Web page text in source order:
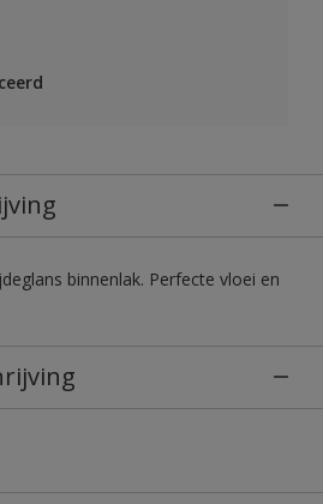
binnenlak. Perfecte vloei en